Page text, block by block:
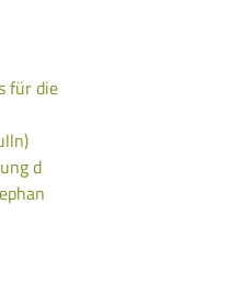
für die
d